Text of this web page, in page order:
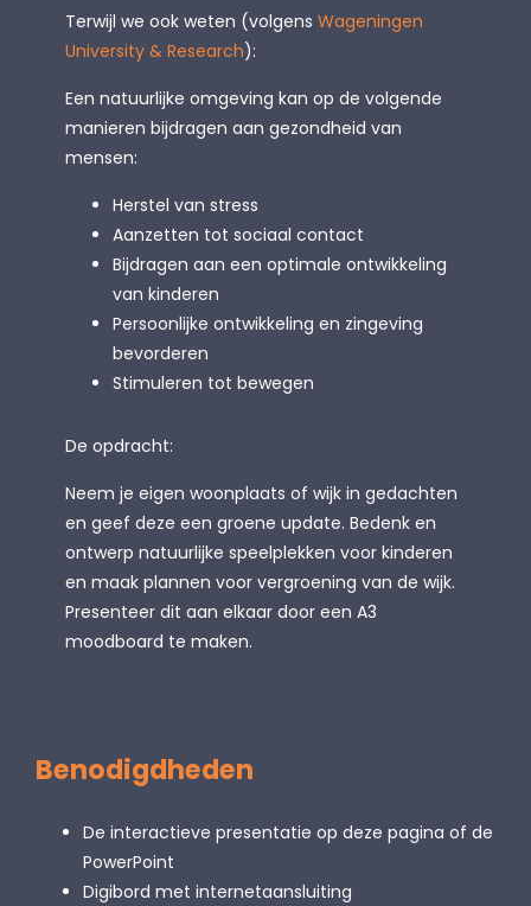
Terwijl we ook weten (volgens Wageningen
University & Research):
Een natuurlijke omgeving kan op de volgende
manieren bijdragen aan gezondheid van
mensen:
Herstel van stress
Aanzetten tot sociaal contact
Bijdragen aan een optimale ontwikkeling
van kinderen
Persoonlijke ontwikkeling en zingeving
bevorderen
Stimuleren tot bewegen
De opdracht:
Neem je eigen woonplaats of wijk in gedachten
en geef deze een groene update. Bedenk en
ontwerp natuurlijke speelplekken voor kinderen
en maak plannen voor vergroening van de wijk.
Presenteer dit aan elkaar door een A3
moodboard te maken.
Benodigdheden
De interactieve presentatie op deze pagina of de
PowerPoint
Digibord met internetaansluiting